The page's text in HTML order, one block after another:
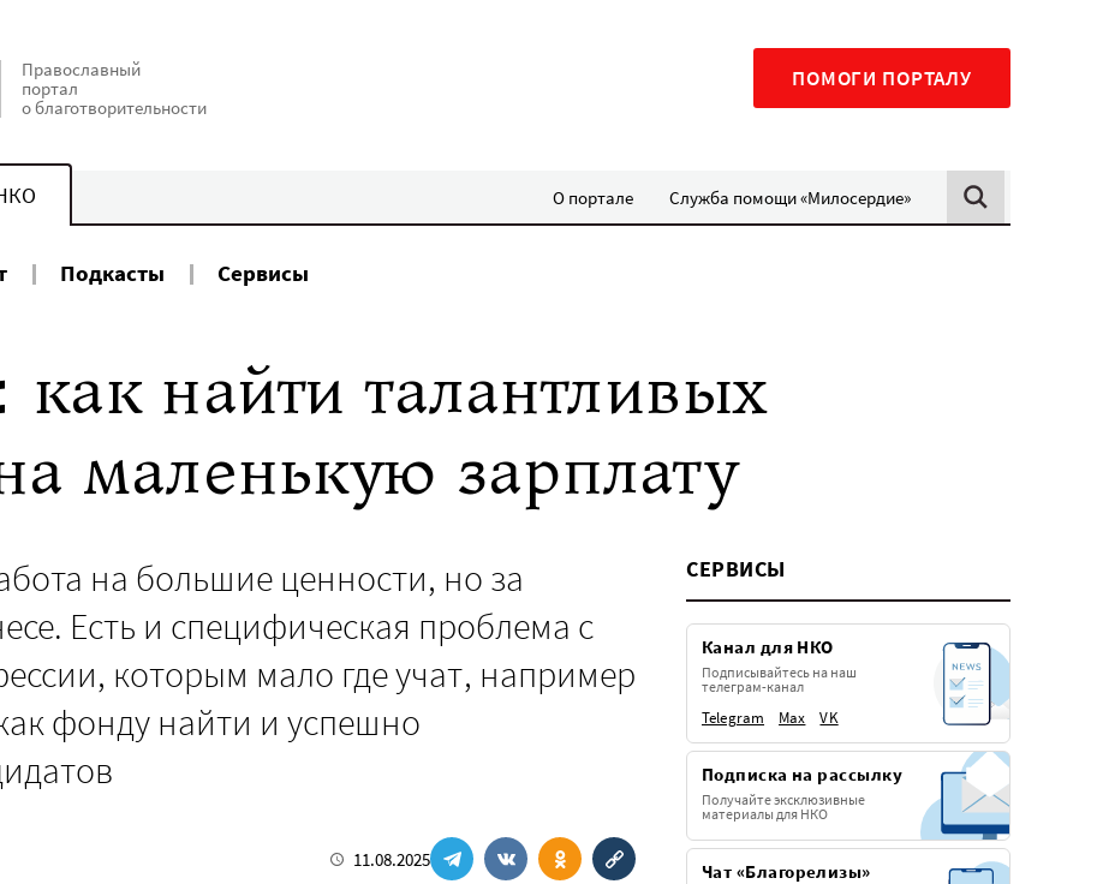
Православный
портал
о благотворительности
ПОМОГИ ПОРТАЛУ
О портале Служба помощи «Милосердие»
Подкасты Сервисы
найти талантливых
маленькую зарплату
на большие ценности, но за
Есть и специфическая проблема с
которым мало где учат, например
фонду найти и успешно
11.08.2025
СЕРВИСЫ
Канал для НКО
Подписывайтесь на наш
телеграм-канал
Telegram Max VK
Подписка на рассылку
Получайте эксклюзивные
материалы для НКО
Чат «Благорелизы»